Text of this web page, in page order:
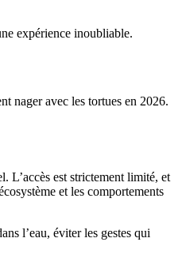
nager avec les tortues en 2026.
L’accès est strictement limité, et
et les comportements
l’eau, éviter les gestes qui